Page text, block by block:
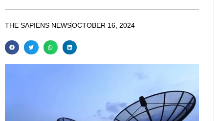
THE SAPIENS NEWSOCTOBER 16, 2024